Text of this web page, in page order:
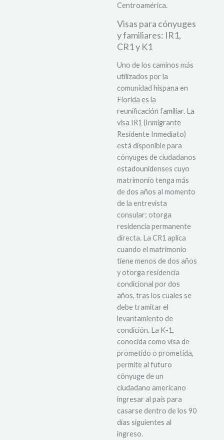
Centroamérica.
Visas para cónyuges
y familiares: IR1,
CR1 y K1
Uno de los caminos más
utilizados por la
comunidad hispana en
Florida es la
reunificación familiar. La
visa IR1 (Inmigrante
Residente Inmediato)
está disponible para
cónyuges de ciudadanos
estadounidenses cuyo
matrimonio tenga más
de dos años al momento
de la entrevista
consular; otorga
residencia permanente
directa. La CR1 aplica
cuando el matrimonio
tiene menos de dos años
y otorga residencia
condicional por dos
años, tras los cuales se
debe tramitar el
levantamiento de
condición. La K-1,
conocida como visa de
prometido o prometida,
permite al futuro
cónyuge de un
ciudadano americano
ingresar al país para
casarse dentro de los 90
días siguientes al
ingreso.